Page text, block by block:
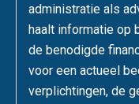
administratie als
haalt informatie op
de benodigde
voor een actueel
verplichtingen, de